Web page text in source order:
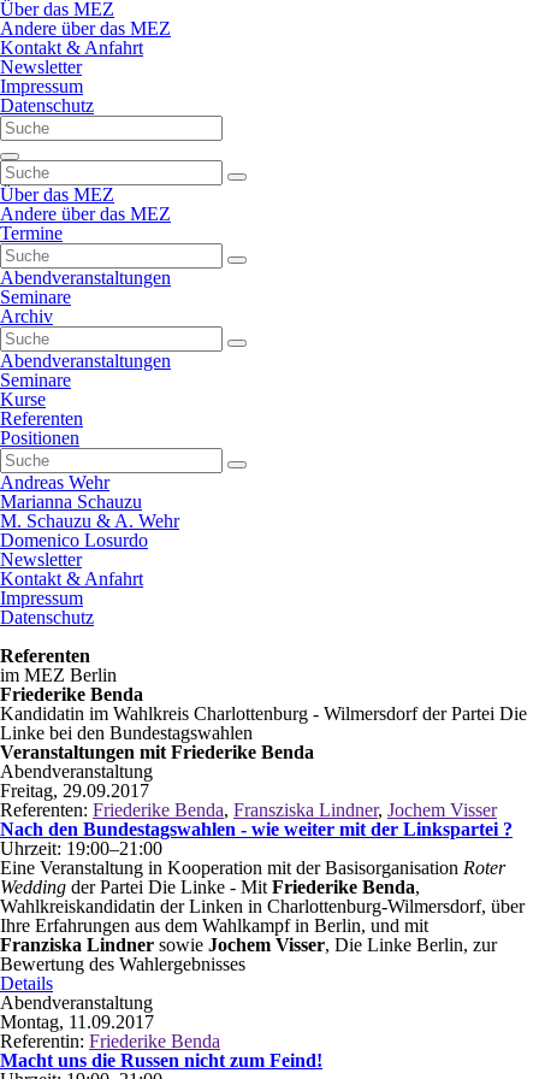
Navigation
überspringen
Über das MEZ
Andere über das MEZ
Kontakt & Anfahrt
Newsletter
Impressum
Datenschutz
Navigation
überspringen
Über das MEZ
Andere über das MEZ
Termine
Abendveranstaltungen
Seminare
Archiv
Abendveranstaltungen
Seminare
Kurse
Referenten
Positionen
Andreas Wehr
Marianna Schauzu
M. Schauzu & A. Wehr
Domenico Losurdo
Newsletter
Kontakt & Anfahrt
Impressum
Datenschutz
Referenten
im MEZ Berlin
Friederike Benda
Kandidatin im Wahlkreis Charlottenburg - Wilmersdorf der Partei Die
Linke bei den Bundestagswahlen
Veranstaltungen mit Friederike Benda
Abendveranstaltung
Freitag, 29.09.2017
Referenten: Friederike Benda, Fransziska Lindner, Jochem Visser
Nach den Bundestagswahlen - wie weiter mit der Linkspartei ?
Uhrzeit: 19:00–21:00
Eine Veranstaltung in Kooperation mit der Basisorganisation Roter
Wedding der Partei Die Linke - Mit Friederike Benda,
Wahlkreiskandidatin der Linken in Charlottenburg-Wilmersdorf, über
Ihre Erfahrungen aus dem Wahlkampf in Berlin, und mit
Franziska Lindner sowie Jochem Visser, Die Linke Berlin, zur
Bewertung des Wahlergebnisses
DetailsNach
den
Bundestagswahlen
-
wie
Abendveranstaltung
Montag, 11.09.2017
Referentin: Friederike Benda
Macht uns die Russen nicht zum Feind!